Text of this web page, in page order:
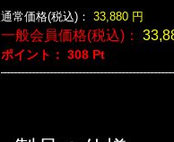
通常価格(税込)： 33,880 円
一般会員価格(税込)：
ポイント： 308 Pt